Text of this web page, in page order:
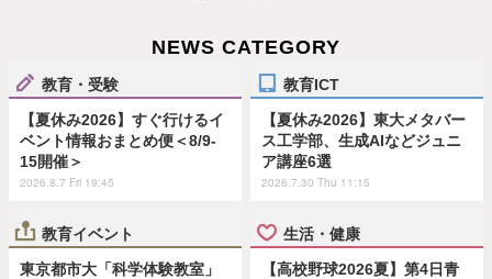
NEWS CATEGORY
教育・受験
【夏休み2026】すぐ行けるイ
ベント情報おまとめ便＜8/9-
15開催＞
2026.8.7 Fri 19:45
教育ICT
【夏休み2026】東大メタバー
ス工学部、生成AIなどジュニ
ア講座6選
2026.7.30 Thu 11:15
教育イベント
東京都市大「科学体験教室」
生活・健康
【高校野球2026夏】第4日青